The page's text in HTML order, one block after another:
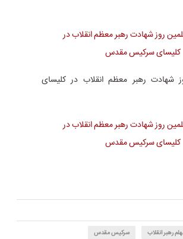
شهادت رهبر معظم انقلاب در کلیسای
رهبر انقلاب سرکیس مقدس